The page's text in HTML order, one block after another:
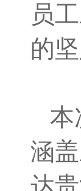
员
的
本
涵